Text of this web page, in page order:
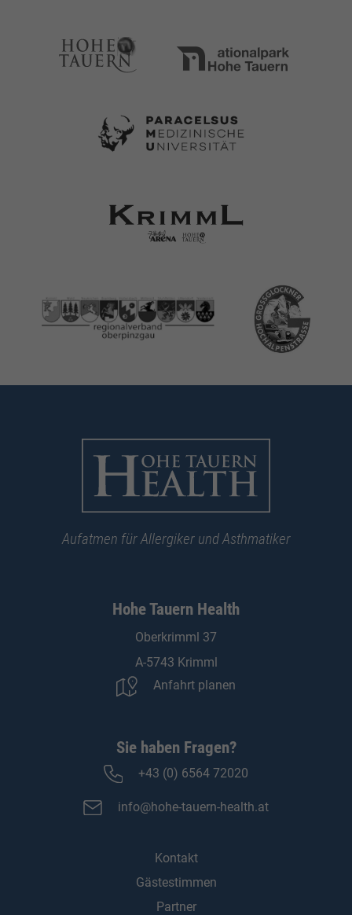
Aufatmen für Allergiker und Asthmatiker
Hohe Tauern Health
Oberkrimml 37
A-5743 Krimml
Anfahrt planen
Sie haben Fragen?
+43 (0) 6564 72020
info@hohe-tauern-health.at
Kontakt
Gästestimmen
Partner